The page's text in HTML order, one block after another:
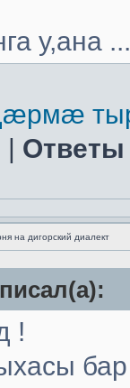
у,ана ...
| Ответы
на дигорский диалект
!
бар